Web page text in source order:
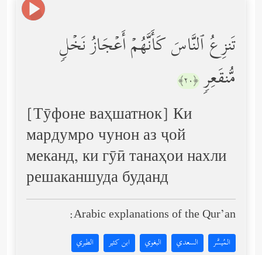
تَنزِعُ ٱلنَّاسَ كَأَنَّهُمۡ أَعۡجَازُ نَخۡلࣲ
مُّنقَعِرࣲ ﴿٢٠﴾
[Тӯфоне ваҳшатнок] Ки
мардумро чунон аз ҷой
меканд, ки гӯӣ танаҳои нахли
решаканшуда буданд
Arabic explanations of the Qur’an:
المُيسَّر السعدي البغوي ابن كثير الطبري